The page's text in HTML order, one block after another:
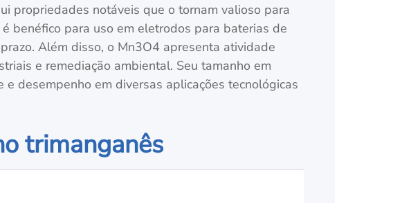
propriedades notáveis que o tornam valioso para
benéfico para uso em eletrodos para baterias de
Além disso, o Mn3O4 apresenta atividade
e remediação ambiental. Seu tamanho em
desempenho em diversas aplicações tecnológicas
trimanganês